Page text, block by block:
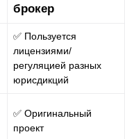
брокер
✅ Пользуется
лицензиями/
регуляцией разных
юрисдикций
✅ Оригинальный
проект